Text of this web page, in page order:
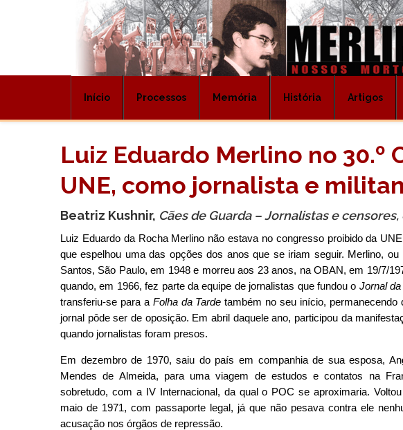
Início Processos Memória História Artigos
Luiz Eduardo Merlino no 30.º
UNE, como jornalista e
Beatriz Kushnir, Cães de Guarda – Jornalistas e
Luiz Eduardo da Rocha Merlino não estava no congresso proibido da
que espelhou uma das opções dos anos que se iriam seguir. Merlino,
Santos, São Paulo, em 1948 e morreu aos 23 anos, na OBAN, em 19/7/
quando, em 1966, fez parte da equipe de jornalistas que fundou o Jornal da
transferiu-se para a Folha da Tardetambém no seu início,
jornal pôde ser de oposição. Em abril daquele ano, participou da
quando jornalistas foram presos.
Em dezembro de 1970, saiu do país em companhia de sua esposa,
Mendes de Almeida, para uma viagem de estudos e contatos na
sobretudo, com a IV Internacional, da qual o POC se aproximaria.
maio de 1971, com passaporte legal, já que não pesava contra ele
acusação nos órgãos de repressão.